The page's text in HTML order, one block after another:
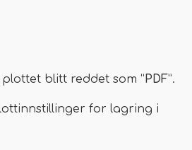
blitt reddet som “PDF”.
for lagring i